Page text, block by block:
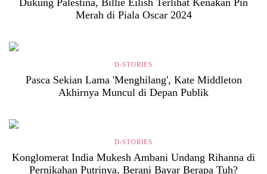
Dukung Palestina, Billie Eilish Terlihat Kenakan Pin
Merah di Piala Oscar 2024
D-STORIES
Pasca Sekian Lama 'Menghilang', Kate Middleton
Akhirnya Muncul di Depan Publik
D-STORIES
Konglomerat India Mukesh Ambani Undang Rihanna di
Pernikahan Putrinya, Berani Bayar Berapa Tuh?